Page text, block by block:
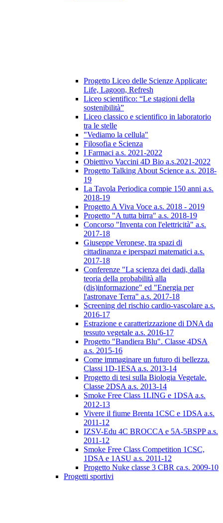
Progetto Liceo delle Scienze Applicate:
Life, Lagoon, Refresh
Liceo scientifico: “Le stagioni della
sostenibilità”
Liceo classico e scientifico in laboratorio
tra le stelle
"Vediamo la cellula"
Filosofia e Scienza
I Farmaci a.s. 2021-2022
Obiettivo Vaccini 4D Bio a.s.2021-2022
Progetto Talking About Science a.s. 2018-
19
La Tavola Periodica compie 150 anni a.s.
2018-19
Progetto A Viva Voce a.s. 2018 - 2019
Progetto "A tutta birra" a.s. 2018-19
Concorso "Inventa con l'elettricità" a.s.
2017-18
Giuseppe Veronese, tra spazi di
cittadinanza e iperspazi matematici a.s.
2017-18
Conferenze "La scienza dei dadi, dalla
teoria della probabilità alla
(dis)informazione" ed "Energia per
l'astronave Terra" a.s. 2017-18
Screening del rischio cardio-vascolare a.s.
2016-17
Estrazione e caratterizzazione di DNA da
tessuto vegetale a.s. 2016-17
Progetto "Bandiera Blu". Classe 4DSA
a.s. 2015-16
Come immaginare un futuro di bellezza.
Classi 1D-1ESA a.s. 2013-14
Progetto di tesi sulla Biologia Vegetale.
Classe 2DSA a.s. 2013-14
Smoke Free Class 1LING e 1DSA a.s.
2012-13
Vivere il fiume Brenta 1CSC e 1DSA a.s.
2011-12
IZSV-Edu 4C BROCCA e 5A-5BSPP a.s.
2011-12
Smoke Free Class Competition 1CSC,
1DSA e 1ASU a.s. 2011-12
Progetto Nuke classe 3 CBR ca.s. 2009-10
Progetti sportivi